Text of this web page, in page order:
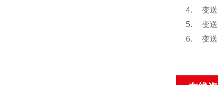
4. 变送
5. 变送
6. 变送